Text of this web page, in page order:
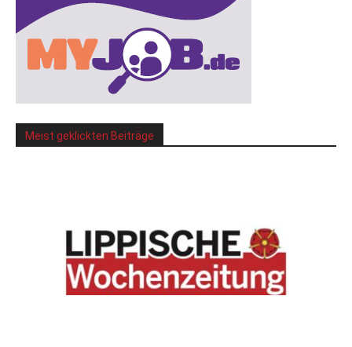
Meist geklickten Beiträge